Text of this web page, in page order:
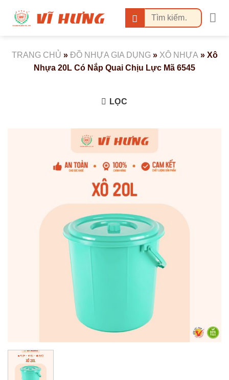
Tìm
kiếm:
TRANG CHỦ » ĐỒ NHỰA GIA DỤNG» XÔ NHỰA » Xô
Nhựa 20L Có Nắp Quai Chịu Lực Mã 6545
LỌC